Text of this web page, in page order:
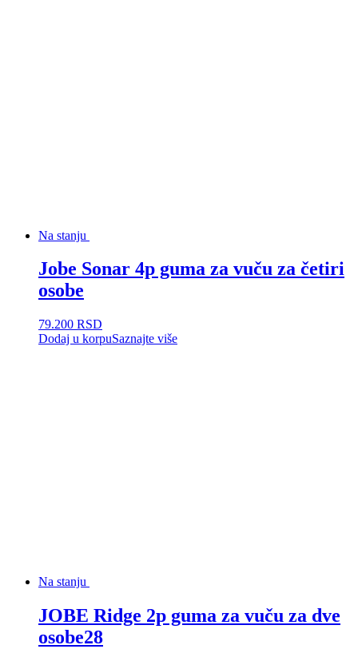
Na stanju
Jobe Sonar 4p guma za vuču za četiri
osobe
79.200 RSD
Dodaj u korpuSaznajte više
Na stanju
JOBE Ridge 2p guma za vuču za dve
osobe28